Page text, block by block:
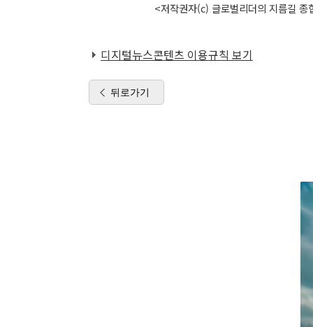
<저작권자(c) 글로벌리더의 지름길
디지털뉴스콘텐츠 이용규칙 보기
뒤로가기